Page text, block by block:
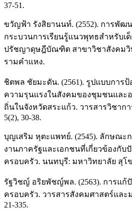
37-51.
ขวัญฟ้า รังสิยานนท์. (2552). การพัฒ
กระบวนการเรียนรู้แนวพุทธสำหรับเ
ปรัชญาดุษฎีบัณฑิต สาขาวิชาสังคมวิ
รามคำแหง.
ชิตพล ชัยมะดัน. (2561). รูปแบบการ
ความรุนแรงในสังคมของชุมชนและ
ถิ่นในจังหวัดสระแก้ว. วารสารวิชาก
5(2), 30-38.
บุญเสริม หุตะแพทย์. (2545). ลักษณะ
งานภาครัฐและเอกชนที่เกี่ยวข้องกั
ครอบครัว. นนทบุรี: มหาวิทยาลัย สุโ
รัฐวิชญ์ อริยพัชญ์พล. (2563). การแ
ครอบครัว. วารสารสังคมศาสตร์และ
21-335.